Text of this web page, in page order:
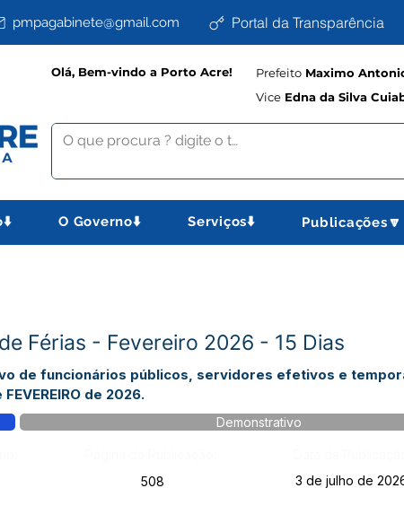
pmpagabinete@gmail.com Portal da Transparência
Olá, Bem-vindo a Porto Acre! Prefeito Maximo
Vice Edna da Silva
O Governo⬇️ Serviços⬇️ Publicações🔽
Férias - Fevereiro 2026 - 15 Dias
de funcionários públicos, servidores efetivos e
de 2026.
Demonstrativo
508 3 de julho de